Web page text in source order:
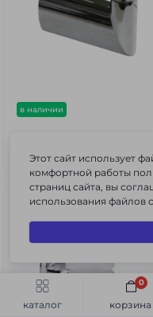
каталог корзина
0
Быстрый заказ
в наличии
Этот сайт использует
комфортной работы
страниц сайта, вы
использования файлов